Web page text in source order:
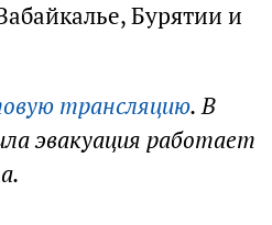
Бурятии и
трансляцию. В
эвакуация работает